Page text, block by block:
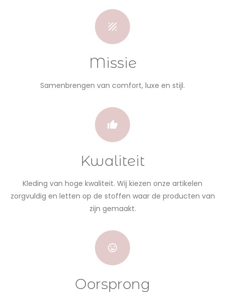
Missie
Samenbrengen van comfort, luxe en stijl.
Kwaliteit
Kleding van hoge kwaliteit. Wij kiezen onze artikelen
zorgvuldig en letten op de stoffen waar de producten van
zijn gemaakt.
Oorsprong